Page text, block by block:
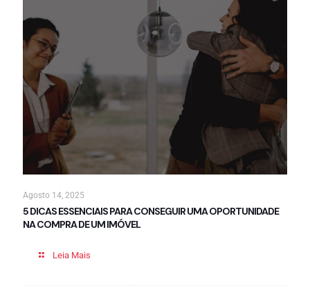
Agosto 14, 2025
5 DICAS ESSENCIAIS PARA CONSEGUIR UMA OPORTUNIDADE
NA COMPRA DE UM IMÓVEL
Leia Mais